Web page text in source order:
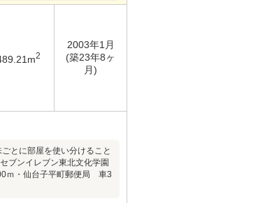
2
2003年1月
(築23年8ヶ
月)
とに部屋を使い分けること
ブンイレブン東北文化学園
・仙台子平町郵便局 車3